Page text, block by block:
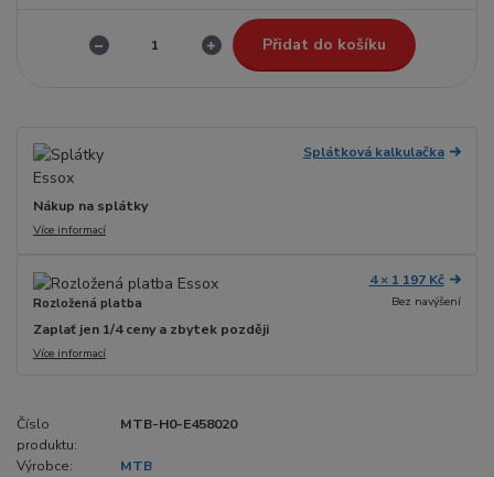
Přidat do košíku
Splátková kalkulačka
Nákup na splátky
Více informací
Rozložená platba
4 × 1 197 Kč
Bez navýšení
Zaplať jen 1/4 ceny a zbytek později
Více informací
Číslo
produktu:
MTB-H0-E458020
Výrobce:
MTB